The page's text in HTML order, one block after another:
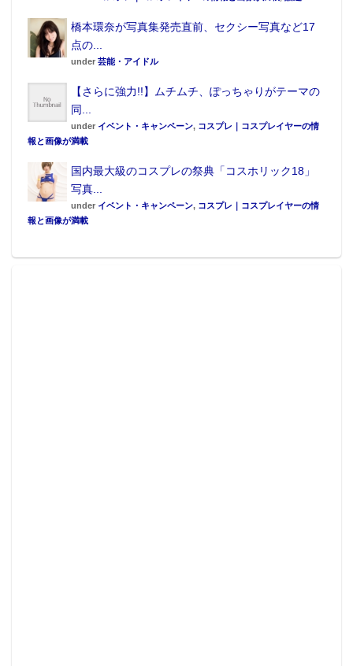
橋本環奈が写真集発売直前、セクシー写真など17
点の...
under 芸能・アイドル
【さらに強力!!】ムチムチ、ぽっちゃりがテーマの
同...
under イベント・キャンペーン, コスプレ｜コスプレイヤーの情
報と画像が満載
国内最大級のコスプレの祭典「コスホリック18」
写真...
under イベント・キャンペーン, コスプレ｜コスプレイヤーの情
報と画像が満載